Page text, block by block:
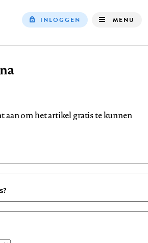
INLOGGEN MENU
aan om het artikel gratis te kunnen